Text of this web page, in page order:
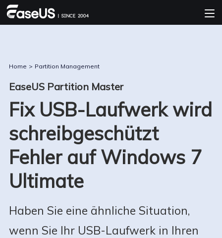
Home > Partition Management
EaseUS Partition Master
Fix USB-Laufwerk wird
schreibgeschützt
Fehler auf Windows 7
Ultimate
Haben Sie eine ähnliche Situation,
wenn Sie Ihr USB-Laufwerk in Ihren